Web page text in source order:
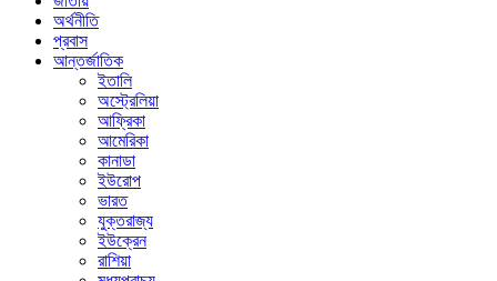
অর্থনীতি
প্রবাস
আন্তর্জাতিক
ইতালি
অস্ট্রেলিয়া
আফ্রিকা
আমেরিকা
কানাডা
ইউরোপ
ভারত
যুক্তরাজ্য
ইউক্রেন
রাশিয়া